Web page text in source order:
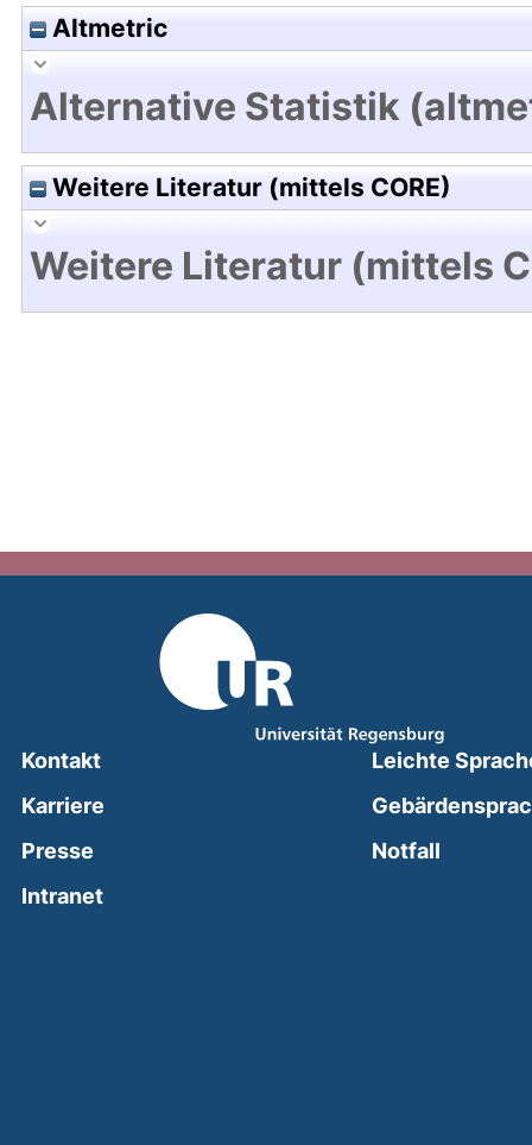
Altmetric
Alternative Statistik
Weitere Literatur (mittels CORE)
Weitere Literatur (mittels
Kontakt
Karriere
Presse
Intranet(external link, opens in a new window)
Leichte
Notfall